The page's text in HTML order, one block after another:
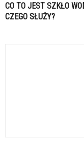
CO TO JEST SZKŁO
CZEGO SŁUŻY?